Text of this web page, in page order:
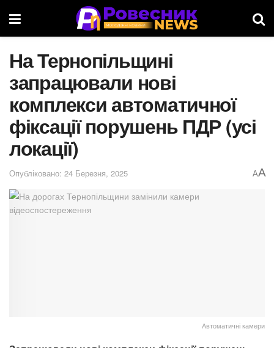
На Тернопільщині
запрацювали нові
комплекси автоматичної
фіксації порушень ПДР (усі
локації)
Опубліковано: 24 Березня, 2025 AA
Автоматичні камери